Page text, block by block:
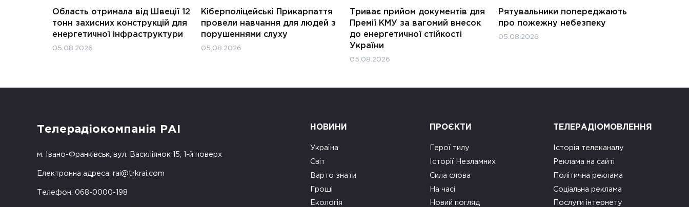
Область отримала від Швеції 12
тонн захисних конструкцій для
енергетичної інфраструктури
05.08.2026
Кіберполіцейські Прикарпаття
провели навчання для людей з
порушеннями слуху
05.08.2026
Триває прийом документів для
Премії КМУ за вагомий внесок
до енергетичної стійкості
України
05.08.2026
Рятувальники попереджають
про пожежну небезпеку
05.08.2026
Телерадіокомпанія РАІ
м. Івано-Франківськ, вул. Василіянок 15, 1-й поверх
Електронна адреса: rai@trkrai.com
Телефон: 068-0000-198
НОВИНИ
Україна
Світ
Варто знати
Гроші
Екологія
ПРОЄКТИ
Герої тилу
Історії Незламних
Сила слова
На часі
Новий погляд
ТЕЛЕРАДІОМОВЛЕННЯ
Історія телеканалу
Реклама на сайті
Політична реклама
Соціальна реклама
Послуги інтернету